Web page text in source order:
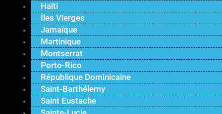
Haïti
Îles Vierges
Jamaïque
Martinique
Montserrat
Porto-Rico
République Dominicaine
Saint-Barthélemy
Saint Eustache